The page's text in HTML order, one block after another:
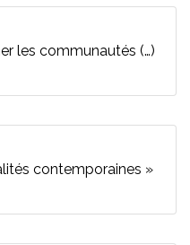
les communautés (…)
contemporaines »